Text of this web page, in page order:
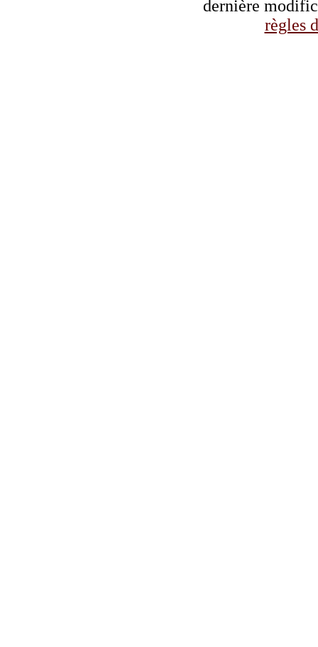
dernière
règles